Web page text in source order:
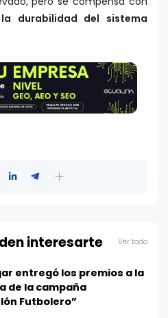
durabilidad del sistema
interesarte Ver todo
entregó los premios a la
de la campaña
Futbolero”